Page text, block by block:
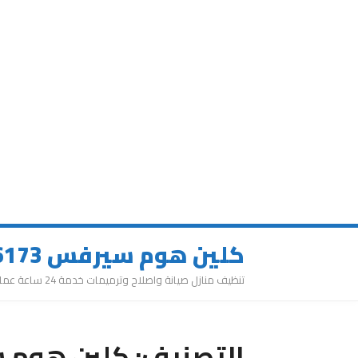
كلين هوم سيرفس 0543626173
تنظيف منازل صيانة واصلاح وترميمات خدمة 24 ساعة عمالة مميزة